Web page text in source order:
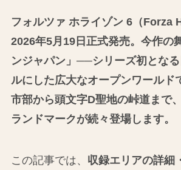
フォルツァ ホライゾン 6（Forza
2026年5月19日正式発売。今作の
ンジャパン」──シリーズ初とな
ルにした広大なオープンワールド
市部から頭文字D聖地の峠道まで
ランドマークが続々登場します。
この記事では、 収録エリアの詳細